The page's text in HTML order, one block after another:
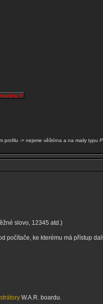
!!!
profilu -> nejsme věštírna a na maily typu
slovo, 12345 atd.)
počítače, ke kterému má přístup
W.A.R. boardu.